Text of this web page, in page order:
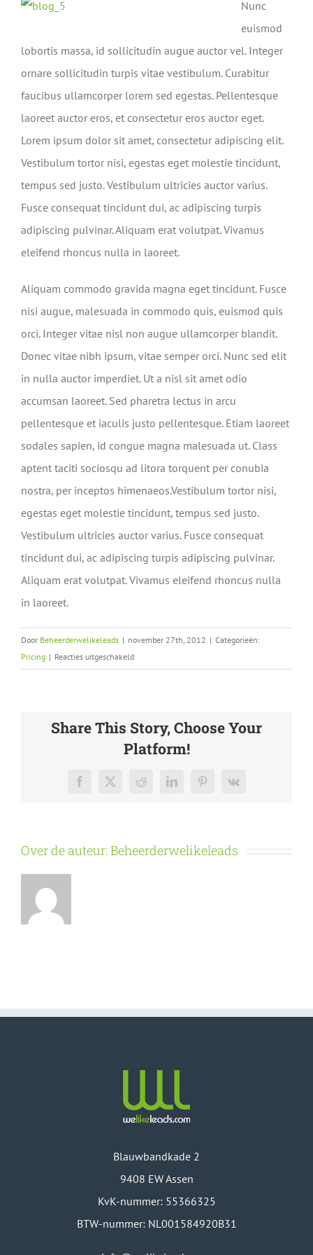
Nunc
euismod
lobortis massa, id sollicitudin augue auctor vel. Integer
ornare sollicitudin turpis vitae vestibulum. Curabitur
faucibus ullamcorper lorem sed egestas. Pellentesque
laoreet auctor eros, et consectetur eros auctor eget.
Lorem ipsum dolor sit amet, consectetur adipiscing elit.
Vestibulum tortor nisi, egestas eget molestie tincidunt,
tempus sed justo. Vestibulum ultricies auctor varius.
Fusce consequat tincidunt dui, ac adipiscing turpis
adipiscing pulvinar. Aliquam erat volutpat. Vivamus
eleifend rhoncus nulla in laoreet.
Aliquam commodo gravida magna eget tincidunt. Fusce
nisi augue, malesuada in commodo quis, euismod quis
orci. Integer vitae nisl non augue ullamcorper blandit.
Donec vitae nibh ipsum, vitae semper orci. Nunc sed elit
in nulla auctor imperdiet. Ut a nisl sit amet odio
accumsan laoreet. Sed pharetra lectus in arcu
pellentesque et iaculis justo pellentesque. Etiam laoreet
sodales sapien, id congue magna malesuada ut. Class
aptent taciti sociosqu ad litora torquent per conubia
nostra, per inceptos himenaeos.Vestibulum tortor nisi,
egestas eget molestie tincidunt, tempus sed justo.
Vestibulum ultricies auctor varius. Fusce consequat
tincidunt dui, ac adipiscing turpis adipiscing pulvinar.
Aliquam erat volutpat. Vivamus eleifend rhoncus nulla
in laoreet.
Door Beheerderwelikeleads | november 27th, 2012 | Categorieën:
Pricing | Reacties uitgeschakeldvoor
Curabitur
at
imperdiet
eu
congue
Share This Story, Choose Your
Platform!
Facebook
X RedditLinkedInPinterest
Vk
Over de auteur:Beheerderwelikeleads
Blauwbandkade 2
9408 EW Assen
KvK-nummer: 55366325
BTW-nummer: NL001584920B31